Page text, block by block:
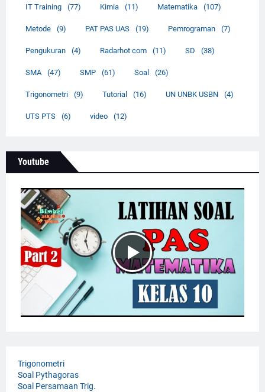
IT Training (77) Kimia (11) Matematika (107)
Metode (9) PAT PAS UAS (19) Pemrograman (7)
Pengukuran (4) Radarhot com (11) SD (38)
SMA (47) SMP (61) Soal (26)
Trigonometri (9) Tutorial (16) UN UNBK USBN (4)
UTS PTS (6) video (12)
Youtube
Trigonometri
Soal Pythagoras
Soal Persamaan Trig.